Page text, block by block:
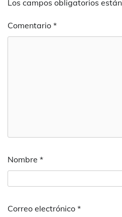
Los campos obligatorios
Comentario *
Nombre *
Correo electrónico *